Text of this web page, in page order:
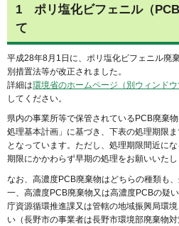
1 ポリ塩化ビフェニル（
て
平成28年8月1日に、ポリ塩化ビフェニル廃
別措置法等が改正されました。
詳細は環境省のホームページ（別ウィンドウ
してください。
県内の事業所等で保管されているPCB廃棄
処理基本計画」に基づき、下表の処理期限
となっています。ただし、処理期限間近に
期限にかかわらず早期の処理をお願いいたし
なお、高濃度PCB廃棄物はどちらの種類も
一、高濃度PCB廃棄物又は高濃度PCBの疑
庁資源循環推進課又は管轄の地域振興局環
い（長野市の事業者は長野市環境部廃棄物